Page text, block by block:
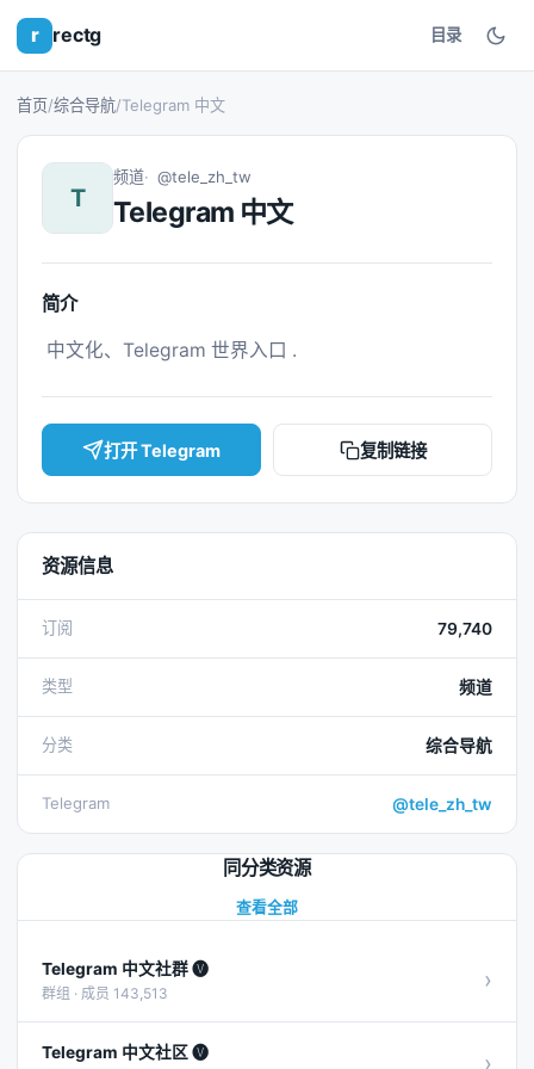
r rectg 目录
首页/综合导航/Telegram 中文
T
频道 @tele_zh_tw
Telegram 中文
简介
中文化、Telegram 世界入口 .
打开 Telegram 复制链接
资源信息
订阅 79,740
类型 频道
分类 综合导航
Telegram @tele_zh_tw
同分类资源
查看全部
Telegram 中文社群 🅥
群组 · 成员 143,513 ›
Telegram 中文社区 🅥 ›